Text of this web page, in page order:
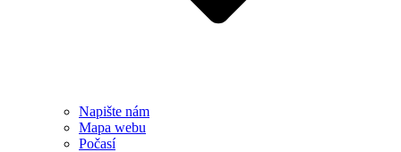
Napište nám
Mapa webu
Počasí